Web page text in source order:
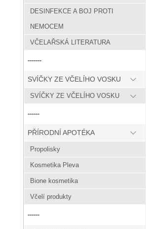
DESINFEKCE A BOJ PROTI
NEMOCEM
VČELAŘSKÁ LITERATURA
-------
SVÍČKY ZE VČELÍHO VOSKU
SVÍČKY ZE VČELÍHO VOSKU
------
PŘÍRODNÍ APOTÉKA
Propolisky
Kosmetika Pleva
Bione kosmetika
Včelí produkty
------